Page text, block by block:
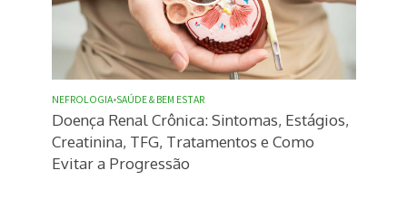
NEFROLOGIA•SAÚDE & BEM ESTAR
Doença Renal Crônica: Sintomas, Estágios,
Creatinina, TFG, Tratamentos e Como
Evitar a Progressão